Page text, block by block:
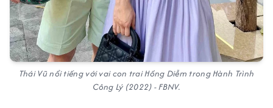
Thái Vũ nổi tiếng với vai con trai Hồng Diễm trong Hành Trình
Công Lý (2022) - FBNV.